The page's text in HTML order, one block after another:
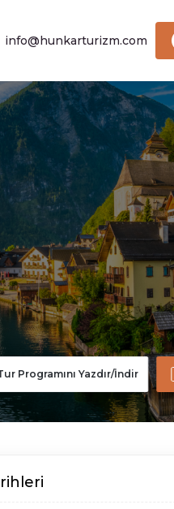
info@hunkarturizm.com
Programını Yazdır/İndir